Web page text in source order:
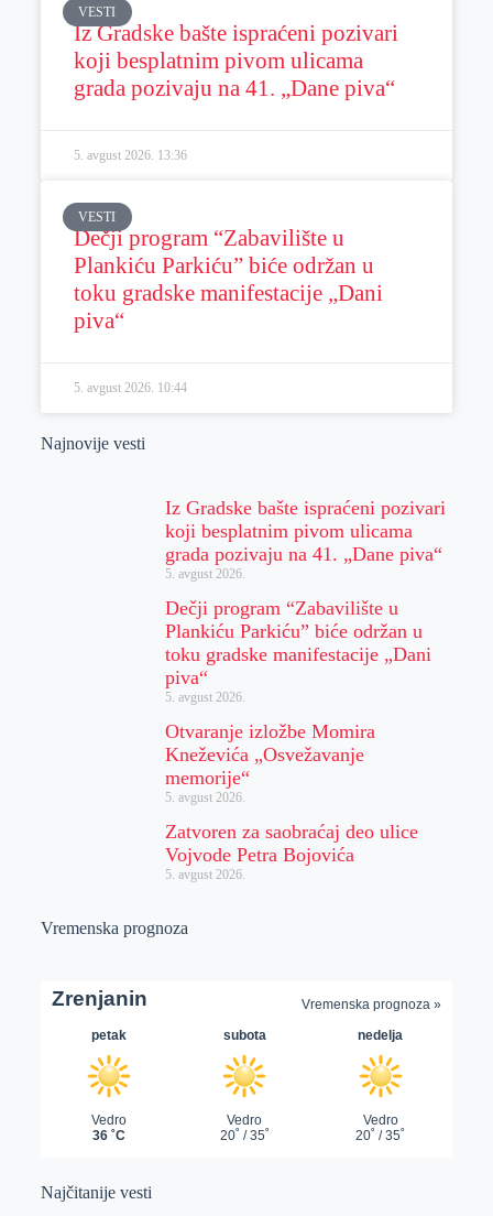
VESTI
Iz Gradske bašte ispraćeni pozivari
koji besplatnim pivom ulicama
grada pozivaju na 41. „Dane piva“
5. avgust 2026. 13:36
VESTI
Dečji program “Zabavilište u
Plankiću Parkiću” biće održan u
toku gradske manifestacije „Dani
piva“
5. avgust 2026. 10:44
Najnovije vesti
Iz Gradske bašte ispraćeni pozivari
koji besplatnim pivom ulicama
grada pozivaju na 41. „Dane piva“
5. avgust 2026.
Dečji program “Zabavilište u
Plankiću Parkiću” biće održan u
toku gradske manifestacije „Dani
piva“
5. avgust 2026.
Otvaranje izložbe Momira
Kneževića „Osvežavanje
memorije“
5. avgust 2026.
Zatvoren za saobraćaj deo ulice
Vojvode Petra Bojovića
5. avgust 2026.
Vremenska prognoza
Najčitanije vesti